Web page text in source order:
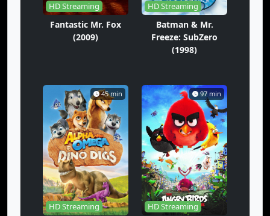
HD Streaming
Fantastic Mr. Fox
(2009)
HD Streaming
Batman & Mr.
Freeze: SubZero
(1998)
45 min
HD Streaming
97 min
HD Streaming